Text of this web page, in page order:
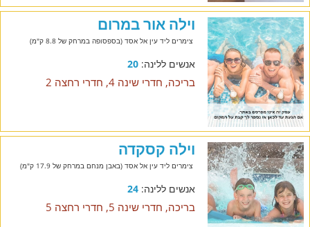
וילה אור במרום
צימרים ליד עין אל אסד (בספסופה במרחק של 8.8 ק"מ)
אנשים ללינה:20
בריכה, חדרי שינה 4, חדרי רחצה 2
וילה קסקדה
צימרים ליד עין אל אסד (באבן מנחם במרחק של 17.9 ק"מ)
אנשים ללינה:24
בריכה, חדרי שינה 5, חדרי רחצה 5